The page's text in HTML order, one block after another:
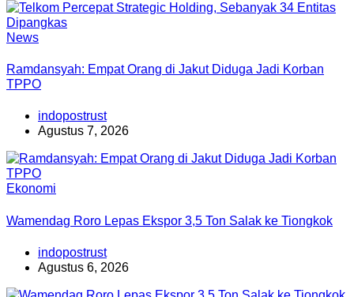
News
Ramdansyah: Empat Orang di Jakut Diduga Jadi Korban
TPPO
indopostrust
Agustus 7, 2026
Ekonomi
Wamendag Roro Lepas Ekspor 3,5 Ton Salak ke Tiongkok
indopostrust
Agustus 6, 2026